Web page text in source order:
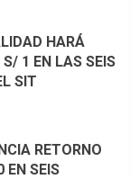
HARÁ
1 EN LAS SEIS
SIT
RETORNO
EN SEIS